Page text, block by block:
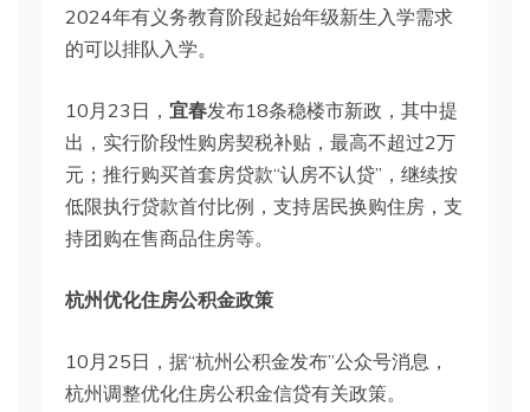
2024年有义务教育阶段起始年级新生入学需求
的可以排队入学。
10月23日， 宜春发布18条稳楼市新政，其中提
出，实行阶段性购房契税补贴，最高不超过2万
元；推行购买首套房贷款“认房不认贷”，继续按
低限执行贷款首付比例，支持居民换购住房，支
持团购在售商品住房等。
杭州优化住房公积金政策
10月25日，据“杭州公积金发布”公众号消息，
杭州调整优化住房公积金信贷有关政策。